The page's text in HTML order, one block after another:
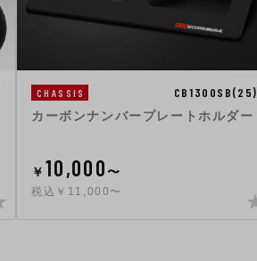
CHASSIS CB1300SB(25)
カーボンナンバープレートホルダー
￥ 10,000〜
税込￥11,000〜